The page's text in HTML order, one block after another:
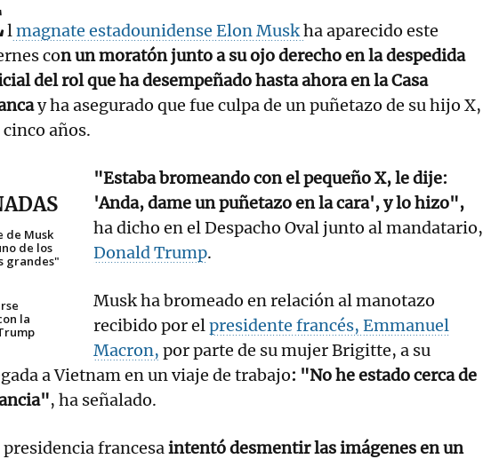
lmagnate estadounidense Elon Muskha aparecido este
con un moratón junto a su ojo derecho en la despedida
del rol que ha desempeñado hasta ahora en la Casa
y ha asegurado que fue culpa de un puñetazo de su hijo X,
cinco años.
de Musk
de los
grandes"
la
"Estaba bromeando con el pequeño X, le dije:
'Anda, dame un puñetazo en la cara', y lo hizo",
ha dicho en el Despacho Oval junto al mandatario,
Donald Trump.
Musk ha bromeado en relación al manotazo
recibido por elpresidente francés, Emmanuel
Macron, por parte de su mujer Brigitte, a su
a Vietnam en un viaje de trabajo: "No he estado cerca de
, ha señalado.
presidencia francesaintentó desmentir las imágenes en un